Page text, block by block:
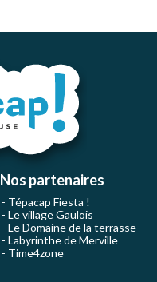
Nos partenaires
Tépacap Fiesta !
Le village Gaulois
Le Domaine de la terrasse
Labyrinthe de Merville
Time4zone